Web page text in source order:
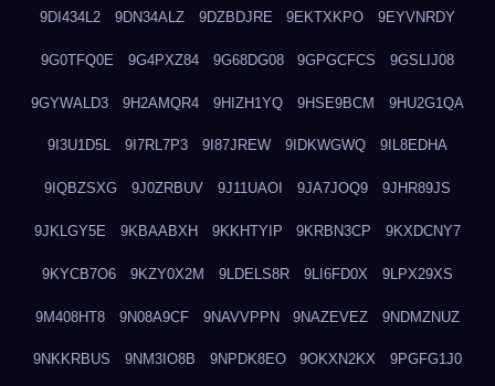
9DI434L2 9DN34ALZ 9DZBDJRE 9EKTXKPO 9EYVNRDY
9G0TFQ0E 9G4PXZ84 9G68DG08 9GPGCFCS 9GSLIJ08
9GYWALD3 9H2AMQR4 9HIZH1YQ 9HSE9BCM 9HU2G1QA
9I3U1D5L 9I7RL7P3 9I87JREW 9IDKWGWQ 9IL8EDHA
9IQBZSXG 9J0ZRBUV 9J11UAOI 9JA7JOQ9 9JHR89JS
9JKLGY5E 9KBAABXH 9KKHTYIP 9KRBN3CP 9KXDCNY7
9KYCB7O6 9KZY0X2M 9LDELS8R 9LI6FD0X 9LPX29XS
9M408HT8 9N08A9CF 9NAVVPPN 9NAZEVEZ 9NDMZNUZ
9NKKRBUS 9NM3IO8B 9NPDK8EO 9OKXN2KX 9PGFG1J0